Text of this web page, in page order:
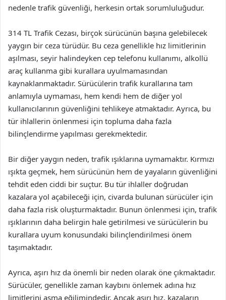
nedenle trafik güvenliği, herkesin ortak sorumluluğudur.
314 TL Trafik Cezası, birçok sürücünün başına gelebilecek
yaygın bir ceza türüdür. Bu ceza genellikle hız limitlerinin
aşılması, seyir halindeyken cep telefonu kullanımı, alkollü
araç kullanma gibi kurallara uyulmamasından
kaynaklanmaktadır. Sürücülerin trafik kurallarına tam
anlamıyla uymaması, hem kendi hem de diğer yol
kullanıcılarının güvenliğini tehlikeye atmaktadır. Ayrıca, bu
tür ihlallerin önlenmesi için topluma daha fazla
bilinçlendirme yapılması gerekmektedir.
Bir diğer yaygın neden, trafik ışıklarına uymamaktır. Kırmızı
ışıkta geçmek, hem sürücünün hem de yayaların güvenliğini
tehdit eden ciddi bir suçtur. Bu tür ihlaller doğrudan
kazalara yol açabileceği için, civarda bulunan sürücüler için
daha fazla risk oluşturmaktadır. Bunun önlenmesi için, trafik
ışıklarının daha belirgin hale getirilmesi ve sürücülerin bu
kurallara uyum konusundaki bilinçlendirilmesi önem
taşımaktadır.
Ayrıca, aşırı hız da önemli bir neden olarak öne çıkmaktadır.
Sürücüler, genellikle zaman kaybını önlemek adına hız
limitlerini aşma eğilimindedir. Ancak aşırı hız, kazaların